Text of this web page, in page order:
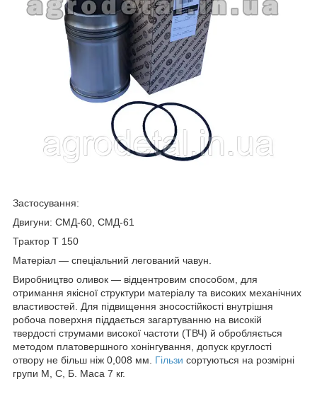
Застосування:
Двигуни: СМД-60, СМД-61
Трактор Т 150
Матеріал — спеціальний легований чавун.
Виробництво оливок — відцентровим способом, для
отримання якісної структури матеріалу та високих механічних
властивостей. Для підвищення зносостійкості внутрішня
робоча поверхня піддається загартуванню на високій
твердості струмами високої частоти (ТВЧ) й обробляється
методом платовершного хонінгування, допуск круглості
отвору не більш ніж 0,008 мм. Гільзи сортуються на розмірні
групи М, С, Б. Маса 7 кг.